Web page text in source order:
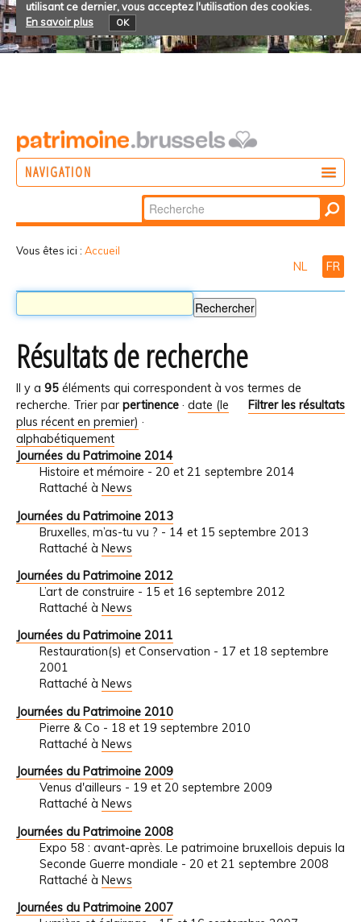
utilisant ce dernier, vous acceptez l'utilisation des cookies.
En savoir plus
OK
NAVIGATION
Chercher par
Recherche
Vous êtes ici : Accueil
NL FR
Résultats de recherche
Il y a 95 éléments qui correspondent à vos termes de
recherche.
Filtrer les résultats
Trier par pertinence · date (le
plus récent en premier) ·
alphabétiquement
Journées du Patrimoine 2014
Histoire et mémoire - 20 et 21 septembre 2014
Rattaché à News
Journées du Patrimoine 2013
Bruxelles, m’as-tu vu ? - 14 et 15 septembre 2013
Rattaché à News
Journées du Patrimoine 2012
L’art de construire - 15 et 16 septembre 2012
Rattaché à News
Journées du Patrimoine 2011
Restauration(s) et Conservation - 17 et 18 septembre
2001
Rattaché à News
Journées du Patrimoine 2010
Pierre & Co - 18 et 19 septembre 2010
Rattaché à News
Journées du Patrimoine 2009
Venus d'ailleurs - 19 et 20 septembre 2009
Rattaché à News
Journées du Patrimoine 2008
Expo 58 : avant-après. Le patrimoine bruxellois depuis la
Seconde Guerre mondiale - 20 et 21 septembre 2008
Rattaché à News
Journées du Patrimoine 2007